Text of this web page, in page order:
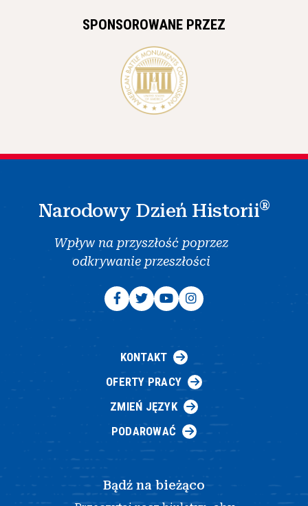
SPONSOROWANE PRZEZ
Narodowy Dzień Historii®
Wpływ na przyszłość poprzez
odkrywanie przeszłości
KONTAKT
OFERTY PRACY
ZMIEŃ JĘZYK
PODAROWAĆ
Bądź na bieżąco